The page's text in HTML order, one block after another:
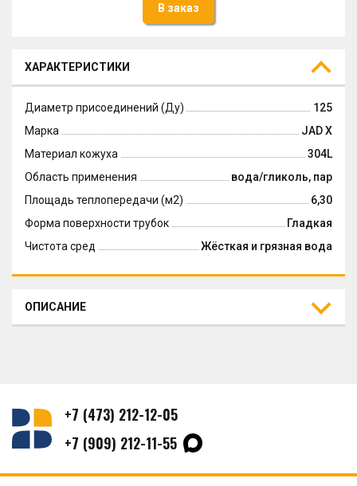
В заказ
ХАРАКТЕРИСТИКИ
Диаметр присоединений (Ду)
125
Марка
JAD X
Материал кожуха
304L
Область применения
вода/гликоль, пар
Площадь теплопередачи (м2)
6,30
Форма поверхности трубок
Гладкая
Чистота сред
Жёсткая и грязная вода
ОПИСАНИЕ
+7 (473) 212-12-05
+7 (909) 212-11-55